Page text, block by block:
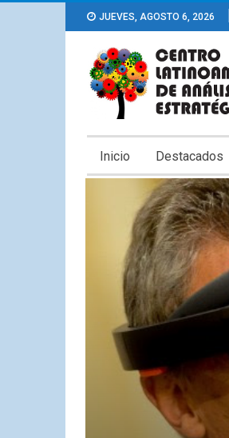
JUEVES, AGOSTO 6, 2026
Inicio Destacados